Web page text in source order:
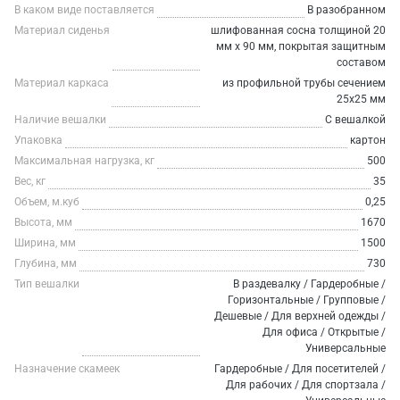
В каком виде поставляется
В разобранном
Материал сиденья
шлифованная сосна толщиной 20
мм х 90 мм, покрытая защитным
составом
Материал каркаса
из профильной трубы сечением
25х25 мм
Наличие вешалки
С вешалкой
Упаковка
картон
Максимальная нагрузка, кг
500
Вес, кг
35
Объем, м.куб
0,25
Высота, мм
1670
Ширина, мм
1500
Глубина, мм
730
Тип вешалки
В раздевалку / Гардеробные /
Горизонтальные / Групповые /
Дешевые / Для верхней одежды /
Для офиса / Открытые /
Универсальные
Назначение скамеек
Гардеробные / Для посетителей /
Для рабочих / Для спортзала /